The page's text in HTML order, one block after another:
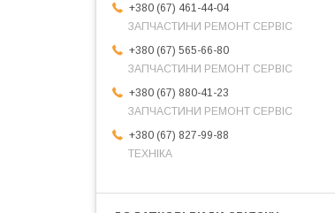
+380 (67) 461-44-04
ЗАПЧАСТИНИ РЕМОНТ СЕРВІС
+380 (67) 565-66-80
ЗАПЧАСТИНИ РЕМОНТ СЕРВІС
+380 (67) 880-41-23
ЗАПЧАСТИНИ РЕМОНТ СЕРВІС
+380 (67) 827-99-88
ТЕХНІКА